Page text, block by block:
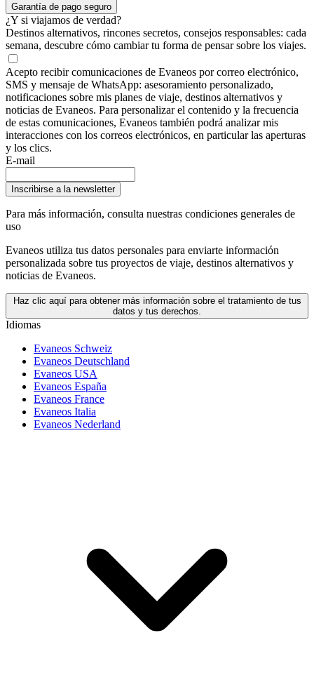
Garantía de pago seguro
¿Y si viajamos de verdad?
Destinos alternativos, rincones secretos, consejos responsables: cada
semana, descubre cómo cambiar tu forma de pensar sobre los viajes.
Acepto recibir comunicaciones de Evaneos por correo electrónico,
SMS y mensaje de WhatsApp: asesoramiento personalizado,
notificaciones sobre mis planes de viaje, destinos alternativos y
noticias de Evaneos. Para personalizar el contenido y la frecuencia
de estas comunicaciones, Evaneos también podrá analizar mis
interacciones con los correos electrónicos, en particular las aperturas
y los clics.
E-mail
Inscribirse a la newsletter
Para más información, consulta nuestras condiciones generales de
uso
Evaneos utiliza tus datos personales para enviarte información
personalizada sobre tus proyectos de viaje, destinos alternativos y
noticias de Evaneos.
Haz clic aquí para obtener más información sobre el tratamiento de tus
datos y tus derechos.
Idiomas
Evaneos Schweiz
Evaneos Deutschland
Evaneos USA
Evaneos España
Evaneos France
Evaneos Italia
Evaneos Nederland